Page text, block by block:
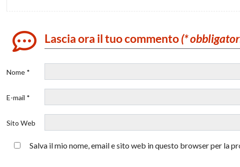
Lascia ora il tuo commento(*
Nome *
E-mail *
Sito Web
Salva il mio nome, email e sito web in questo browser per la